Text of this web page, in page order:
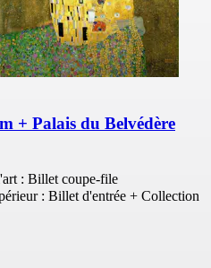
+ Palais du Belvédère
: Billet coupe-file
: Billet d'entrée + Collection